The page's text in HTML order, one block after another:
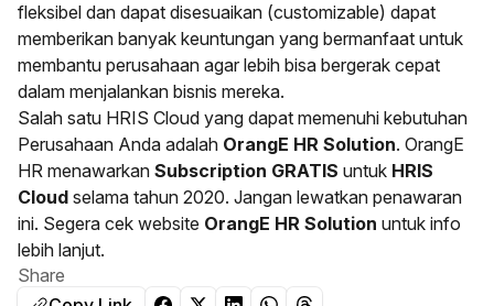
fleksibel dan dapat disesuaikan (customizable) dapat
memberikan banyak keuntungan yang bermanfaat untuk
membantu perusahaan agar lebih bisa bergerak cepat
dalam menjalankan bisnis mereka.
Salah satu HRIS Cloud yang dapat memenuhi kebutuhan
Perusahaan Anda adalah OrangE HR Solution. OrangE
HR menawarkan Subscription GRATIS untuk HRIS
Cloud selama tahun 2020. Jangan lewatkan penawaran
ini. Segera cek website OrangE HR Solution untuk info
lebih lanjut.
Share